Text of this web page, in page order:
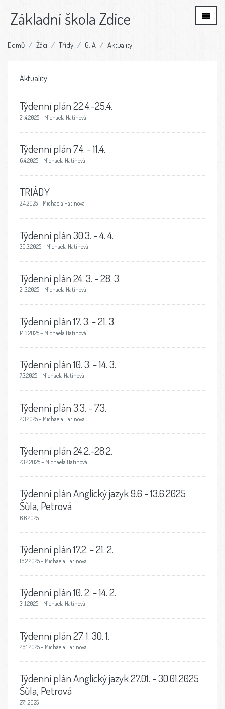
Základní škola Zdice
Domů Žáci Třídy 6. A Aktuality
Aktuality
Týdenní plán 22.4.-25.4.
21.4.2025 – Michaela Hatinová
Týdenní plán 7.4. - 11.4.
6.4.2025 – Michaela Hatinová
TRIÁDY
2.4.2025 – Michaela Hatinová
Týdenní plán 30.3. - 4. 4.
30.3.2025 – Michaela Hatinová
Týdenní plán 24. 3. - 28. 3.
21.3.2025 – Michaela Hatinová
Týdenní plán 17. 3. - 21. 3.
14.3.2025 – Michaela Hatinová
Týdenní plán 10. 3. - 14. 3.
7.3.2025 – Michaela Hatinová
Týdenní plán 3.3. - 7.3.
2.3.2025 – Michaela Hatinová
Týdenní plán 24.2.-28.2.
23.2.2025 – Michaela Hatinová
Týdenní plán Anglický jazyk 9.6 - 13.6.2025
Šůla, Petrová
6.6.2025
Týdenní plán 17.2. - 21. 2.
16.2.2025 – Michaela Hatinová
Týdenní plán 10. 2. - 14. 2.
31.1.2025 – Michaela Hatinová
Týdenní plán 27. 1. 30. 1.
26.1.2025 – Michaela Hatinová
Týdenní plán Anglický jazyk 27.01. - 30.01.2025
Šůla, Petrová
27.1.2025